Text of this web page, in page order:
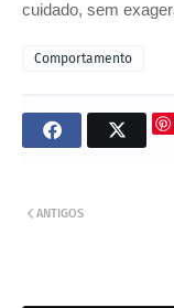
cuidado, sem
Comportamento
ANTIGOS